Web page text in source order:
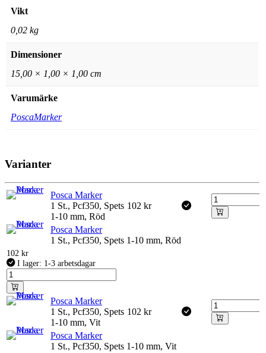
Vikt
0,02 kg
Dimensioner
15,00 × 1,00 × 1,00 cm
Varumärke
PoscaMarker
Varianter
Posca Marker
1 St., Pcf350, Spets
1-10 mm, Röd
102 kr
Posca Marker
1 St., Pcf350, Spets 1-10 mm, Röd
102 kr
I lager: 1-3 arbetsdagar
Posca Marker
1 St., Pcf350, Spets
1-10 mm, Vit
102 kr
Posca Marker
1 St., Pcf350, Spets 1-10 mm, Vit